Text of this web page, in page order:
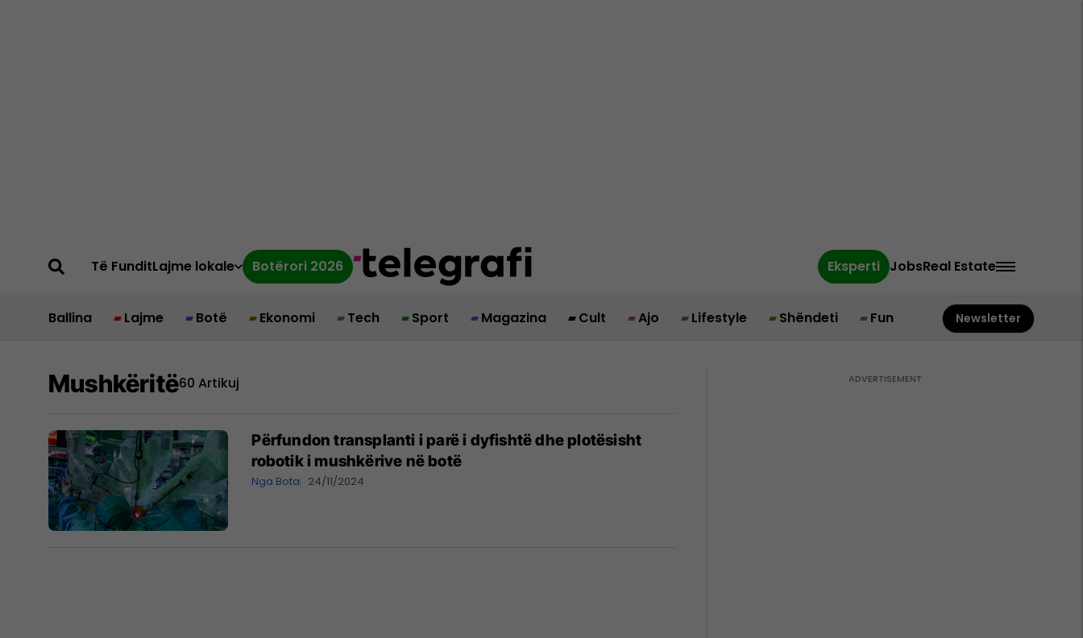
Të FunditLajme lokale Botërori 2026 Eksperti JobsReal Estate
Ballina Lajme Botë Ekonomi Tech Sport Magazina Cult Ajo Lifestyle Shëndeti Fun Newsletter
Mushkëritë60 Artikuj
Përfundon transplanti i parë i dyfishtë dhe plotësisht
robotik i mushkërive në botë
Nga Bota 24/11/2024